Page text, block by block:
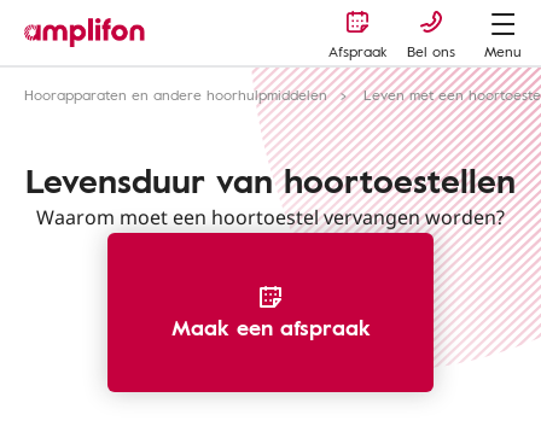
Afspraak Bel ons
Menu
Hoorapparaten en andere hoorhulpmiddelen
Leven met een
Levensduur van hoortoestellen
Waarom moet een hoortoestel vervangen worden?
Maak een afspraak